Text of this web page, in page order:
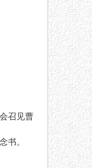
召见曹
书。